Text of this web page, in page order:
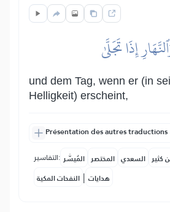
إِذَا تَجَلَّىٰ
und dem Tag, wenn er (in
Helligkeit) erscheint,
Présentation des autres traductions
التفاسير: المُيسَّر المختصر السعدي كثير
النفحات المكية | هدايات